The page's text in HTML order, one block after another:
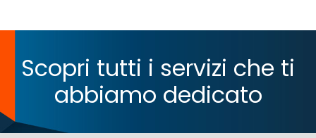
Scopri tutti i servizi che ti
abbiamo dedicato